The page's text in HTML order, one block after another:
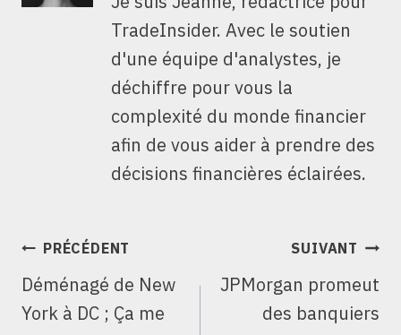
TradeInsider. Avec le soutien
d'une équipe d'analystes, je
déchiffre pour vous la
complexité du monde financier
afin de vous aider à prendre des
décisions financières éclairées.
NAVIGATION
L’ARTICLE
PRÉCÉDENT
Déménagé de New
York à DC ; Ça me
SUIVANT
JPMorgan promeut
des banquiers